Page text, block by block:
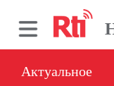
Актуальное